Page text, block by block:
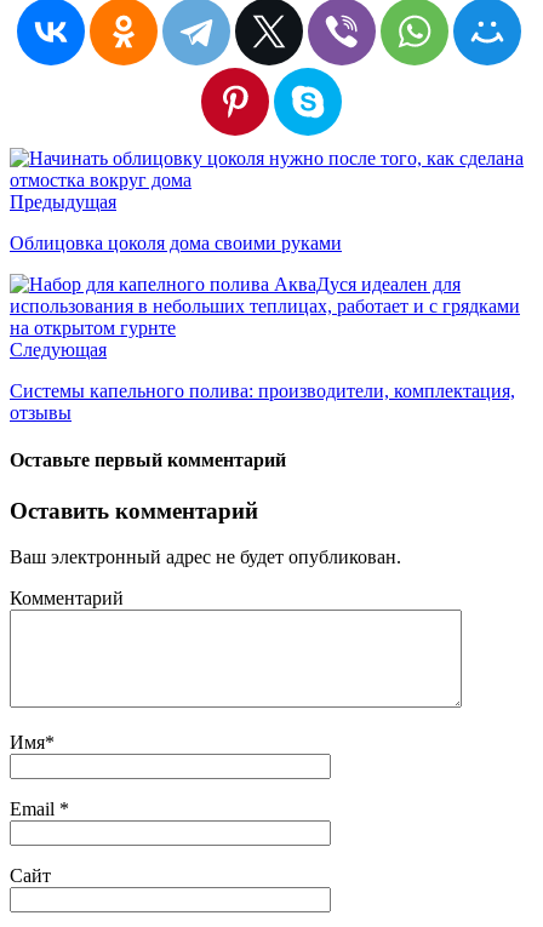
Предыдущая
Облицовка цоколя дома своими руками
Следующая
Системы капельного полива: производители, комплектация,
отзывы
Оставьте первый комментарий
Оставить комментарий
Ваш электронный адрес не будет опубликован.
Комментарий
Имя*
Email *
Сайт